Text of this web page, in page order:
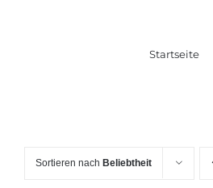
Startseite
Sortieren nach Beliebtheit